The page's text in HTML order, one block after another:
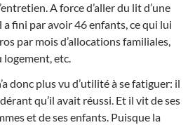
A force d’aller du lit d’une
a fini par avoir 46 enfants, ce qui lui
par mois d’allocations familiales,
logement, etc.
donc plus vu d’utilité à se fatiguer: il
qu’il avait réussi. Et il vit de ses
et de ses enfants. Puisque la